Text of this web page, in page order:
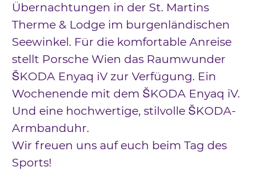
Übernachtungen in der St. Martins
Therme & Lodge im burgenländischen
Seewinkel. Für die komfortable Anreise
stellt Porsche Wien das Raumwunder
ŠKODA Enyaq iV zur Verfügung. Ein
Wochenende mit dem ŠKODA Enyaq iV.
Und eine hochwertige, stilvolle ŠKODA-
Armbanduhr.
Wir freuen uns auf euch beim Tag des
Sports!